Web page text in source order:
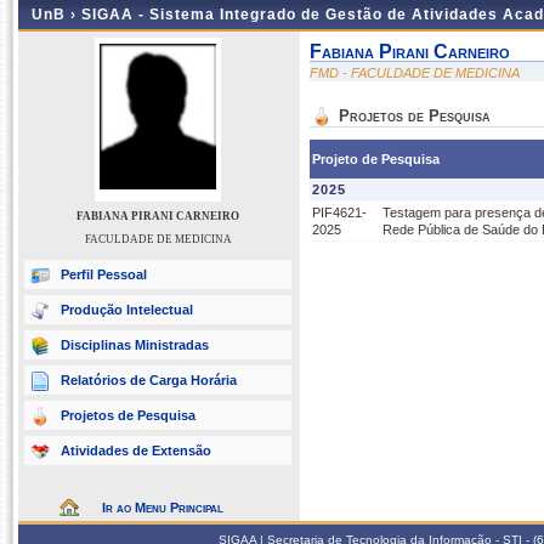
UnB › SIGAA - Sistema Integrado de Gestão de Atividades
FABIANA PIRANI CARNEIRO
FACULDADE DE MEDICINA
Perfil Pessoal
Produção Intelectual
Disciplinas Ministradas
Relatórios de Carga Horária
Projetos de Pesquisa
Atividades de Extensão
Ir ao Menu Principal
Fabiana Pirani Carneiro
FMD - FACULDADE DE MEDICINA
Projetos de Pesquisa
Projeto de Pesquisa
2025
PIF4621-
2025
Testagem para presença
Rede Pública de Saúde do
SIGAA | Secretaria de Tecnologia da Informação - STI -